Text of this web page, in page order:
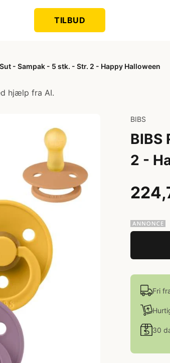
TILBUD
- Sampak - 5 stk. - Str. 2 - Happy Halloween
hjælp fra AI.
BIBS
BIBS
2 -
Fri
30